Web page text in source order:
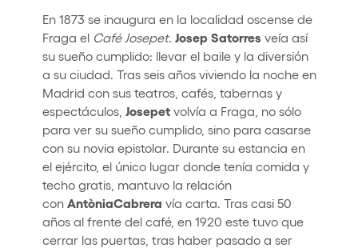
En 1873 se inaugura en la localidad oscense de
Fraga el Café Josepet. Josep Satorres veía así
su sueño cumplido: llevar el baile y la diversión
a su ciudad. Tras seis años viviendo la noche en
Madrid con sus teatros, cafés, tabernas y
espectáculos, Josepetvolvía a Fraga, no sólo
para ver su sueño cumplido, sino para casarse
con su novia epistolar. Durante su estancia en
el ejército, el único lugar donde tenía comida y
techo gratis, mantuvo la relación
con AntòniaCabrera vía carta. Tras casi 50
años al frente del café, en 1920 este tuvo que
cerrar las puertas, tras haber pasado a ser